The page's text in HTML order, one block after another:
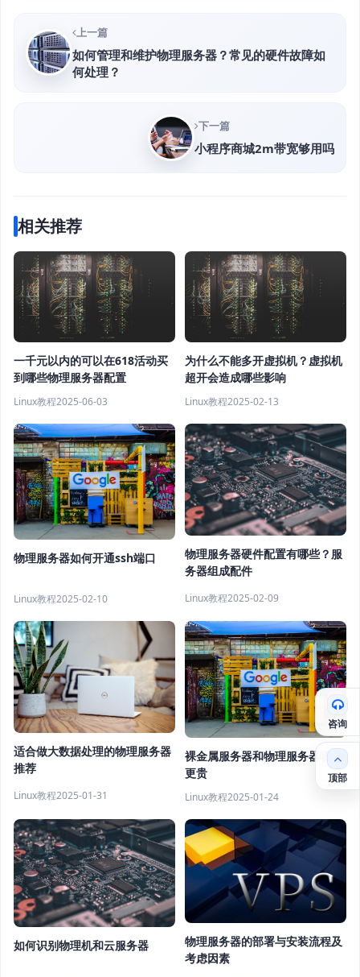
上一篇
如何管理和维护物理服务器？常见的硬件故障如
何处理？
下一篇
小程序商城2m带宽够用吗
相关推荐
一千元以内的可以在618活动买
到哪些物理服务器配置
Linux教程2025-06-03
为什么不能多开虚拟机？虚拟机
超开会造成哪些影响
Linux教程2025-02-13
物理服务器如何开通ssh端口
Linux教程2025-02-10
物理服务器硬件配置有哪些？服
务器组成配件
Linux教程2025-02-09
适合做大数据处理的物理服务器
推荐
Linux教程2025-01-31
裸金属服务器和物理服务器哪个
更贵
Linux教程2025-01-24
如何识别物理机和云服务器
物理服务器的部署与安装流程及
考虑因素
咨询
顶部